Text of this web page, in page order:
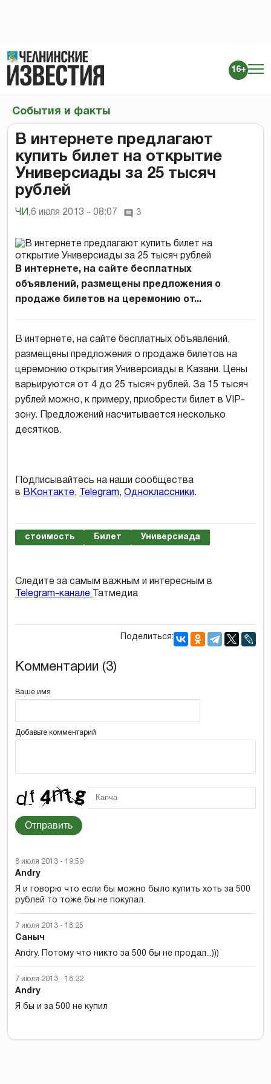
16+
События и факты
В интернете предлагают
купить билет на открытие
Универсиады за 25 тысяч
рублей
ЧИ ,6 июля 2013 - 08:07 3
В интернете, на сайте бесплатных
объявлений, размещены предложения о
продаже билетов на церемонию от...
В интернете, на сайте бесплатных объявлений,
размещены предложения о продаже билетов на
церемонию открытия Универсиады в Казани. Цены
варьируются от 4 до 25 тысяч рублей. За 15 тысяч
рублей можно, к примеру, приобрести билет в VIP-
зону. Предложений насчитывается несколько
десятков.
Подписывайтесь на наши сообщества
в ВКонтакте, Telegram, Одноклассники.
стоимость Билет Универсиада
Следите за самым важным и интересным в
Telegram-канале
Татмедиа
Поделиться:
Комментарии (3)
Ваше имя
Добавьте комментарий
Отправить
8 июля 2013 - 19:59
Andry
Я и говорю что если бы можно было купить хоть за 500
рублей то тоже бы не покупал.
7 июля 2013 - 18:25
Саныч
Andry. Потому что никто за 500 бы не продал...)))
7 июля 2013 - 18:22
Andry
Я бы и за 500 не купил